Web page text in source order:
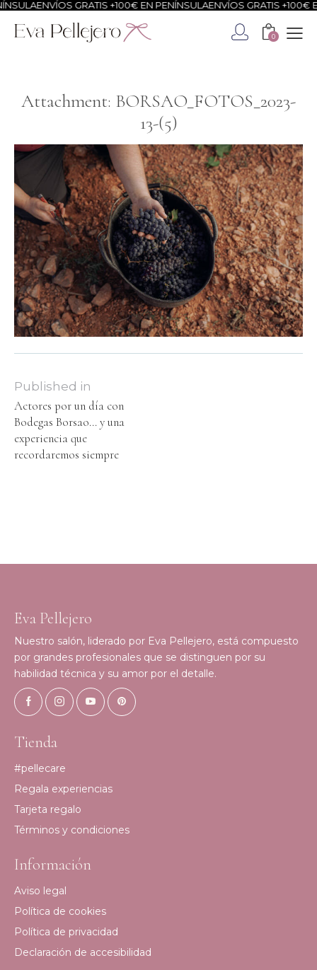
ENVÍOS GRATIS +100€ EN PENÍNSULAENVÍOS GRATIS +100€
0
Attachment: BORSAO_FOTOS_2023-
13-(5)
Published in
Actores por un día con
Bodegas Borsao… y una
experiencia que
recordaremos siempre
Eva Pellejero
Nuestro salón, liderado por Eva Pellejero, está compuesto
por grandes profesionales que se distinguen por su
habilidad técnica y su amor por el detalle.
Tienda
#pellecare
Regala experiencias
Tarjeta regalo
Términos y condiciones
Información
Aviso legal
Política de cookies
Política de privacidad
Declaración de accesibilidad